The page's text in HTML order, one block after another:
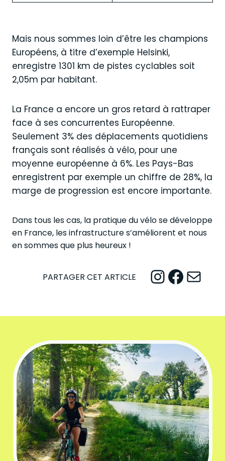
Mais nous sommes loin d’être les champions
Européens, à titre d’exemple Helsinki,
enregistre 1301 km de pistes cyclables soit
2,05m par habitant.
La France a encore un gros retard à rattraper
face à ses concurrentes Européenne.
Seulement 3% des déplacements quotidiens
français sont réalisés à vélo, pour une
moyenne européenne à 6%. Les Pays-Bas
enregistrent par exemple un chiffre de 28%, la
marge de progression est encore importante.
Dans tous les cas, la pratique du vélo se développe
en France, les infrastructure s’améliorent et nous
en sommes que plus heureux !
PARTAGER CET ARTICLE InstagramFacebook Mail